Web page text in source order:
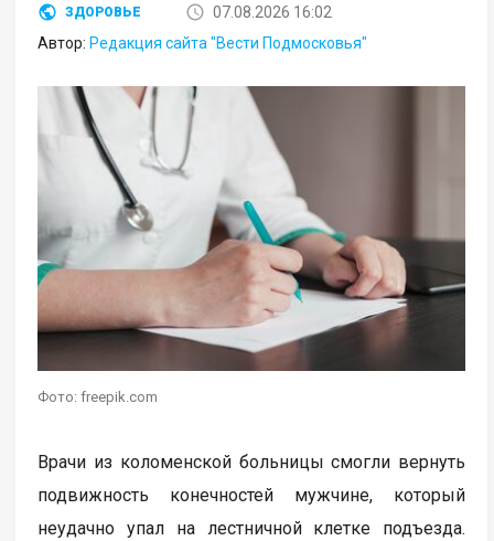
ЗДОРОВЬЕ
07.08.2026 16:02
Автор: Редакция сайта "Вести Подмосковья"
Фото: freepik.com
Врачи из коломенской больницы смогли вернуть
подвижность конечностей мужчине, который
неудачно упал на лестничной клетке подъезда.